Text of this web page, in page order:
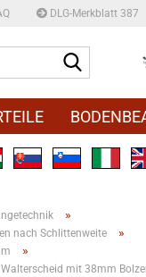
DLG-Merkblatt 387
»
nach Schlittenweite »
»
mit 38mm